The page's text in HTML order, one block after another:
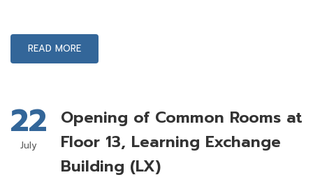
READ MORE
22
July
Opening of Common Rooms at
Floor 13, Learning Exchange
Building (LX)